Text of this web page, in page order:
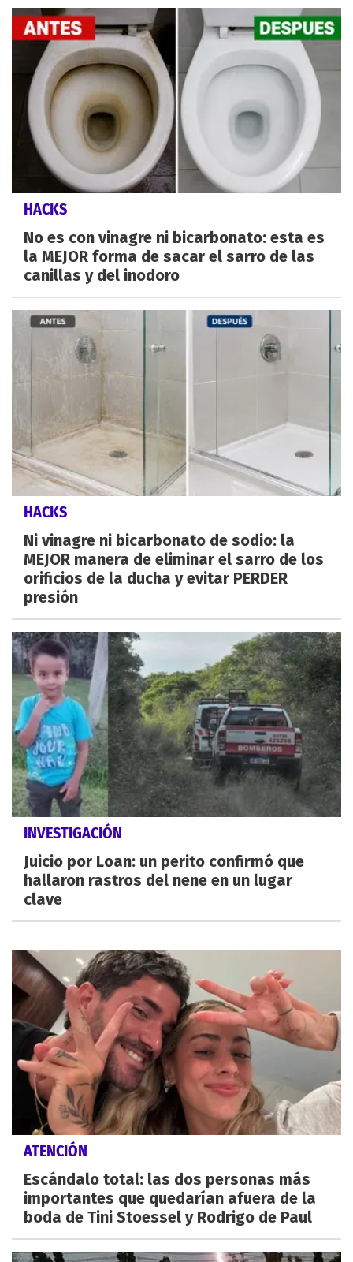
HACKS
No es con vinagre ni bicarbonato: esta es
la MEJOR forma de sacar el sarro de las
canillas y del inodoro
HACKS
Ni vinagre ni bicarbonato de sodio: la
MEJOR manera de eliminar el sarro de los
orificios de la ducha y evitar PERDER
presión
INVESTIGACIÓN
Juicio por Loan: un perito confirmó que
hallaron rastros del nene en un lugar
clave
ATENCIÓN
Escándalo total: las dos personas más
importantes que quedarían afuera de la
boda de Tini Stoessel y Rodrigo de Paul